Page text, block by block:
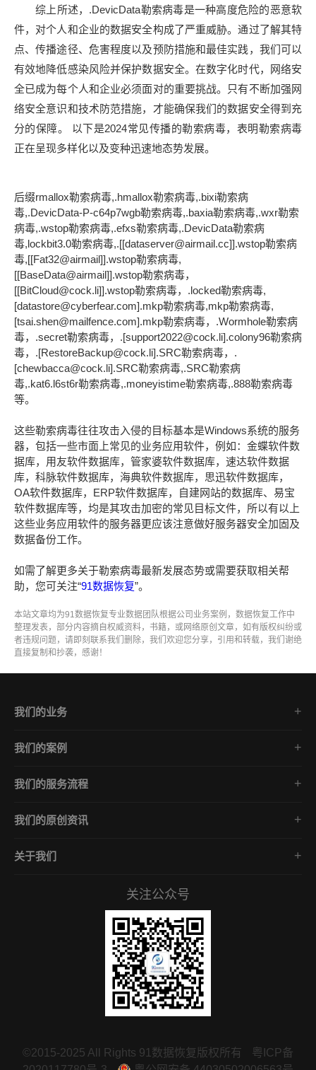
综上所述，.DevicData勒索病毒是一种高度危险的恶意软
件，对个人和企业的数据安全构成了严重威胁。通过了解其特
点、传播途径、危害程度以及预防措施和最佳实践，我们可以
有效地降低感染风险并保护数据安全。在数字化时代，网络安
全已成为每个人和企业必须面对的重要挑战。只有不断加强网
络安全意识和技术防范措施，才能确保我们的数据安全得到充
分的保障。 以下是2024常见传播的勒索病毒，表明勒索病毒
正在呈现多样化以及变种迅速地态势发展。
后缀rmallox勒索病毒,.hmallox勒索病毒,.bixi勒索病
毒,.DevicData-P-c64p7wgb勒索病毒,.baxia勒索病毒,.wxr勒索
病毒,.wstop勒索病毒,.efxs勒索病毒,.DevicData勒索病
毒,lockbit3.0勒索病毒,.[[dataserver@airmail.cc]].wstop勒索病
毒,[[Fat32@airmail]].wstop勒索病毒,
[[BaseData@airmail]].wstop勒索病毒，
[[BitCloud@cock.li]].wstop勒索病毒，.locked勒索病毒,
[datastore@cyberfear.com].mkp勒索病毒,mkp勒索病毒,
[tsai.shen@mailfence.com].mkp勒索病毒，.Wormhole勒索病
毒，.secret勒索病毒，.[support2022@cock.li].colony96勒索病
毒，.[RestoreBackup@cock.li].SRC勒索病毒，.
[chewbacca@cock.li].SRC勒索病毒,.SRC勒索病
毒,.kat6.l6st6r勒索病毒,.moneyistime勒索病毒,.888勒索病毒
等。
这些勒索病毒往往攻击入侵的目标基本是Windows系统的服务
器，包括一些市面上常见的业务应用软件，例如：金蝶软件数
据库，用友软件数据库，管家婆软件数据库，速达软件数据
库，科脉软件数据库，海典软件数据库，思迅软件数据库，
OA软件数据库，ERP软件数据库，自建网站的数据库、易宝
软件数据库等，均是其攻击加密的常见目标文件，所以有以上
这些业务应用软件的服务器更应该注意做好服务器安全加固及
数据备份工作。
如需了解更多关于勒索病毒最新发展态势或需要获取相关帮
助，您可关注“91数据恢复”。
本站文章均为91数据恢复专业数据团队根据公司业务案例，数据恢复工作中
整理发表，部分内容摘自权威资料，书籍，或网络原创文章，如有版权纠纷或
者违规问题，请即刻联系我们删除，我们欢迎您分享，引用和转载，我们谢绝
直接复制和抄袭，感谢！
我们的业务
勒索病毒数据恢复
数据库修复
企业安全防护
我们的案例
Phobos家族
Mallox家族
lockbit家族
我们的服务流程
免费咨询/数据诊断分析
确认下单/签订合同
我们的原创资讯
勒索病毒数据恢复
关于我们
关注公众号
©2015-2025 All Rights 91数据恢复版权所有
粤ICP备